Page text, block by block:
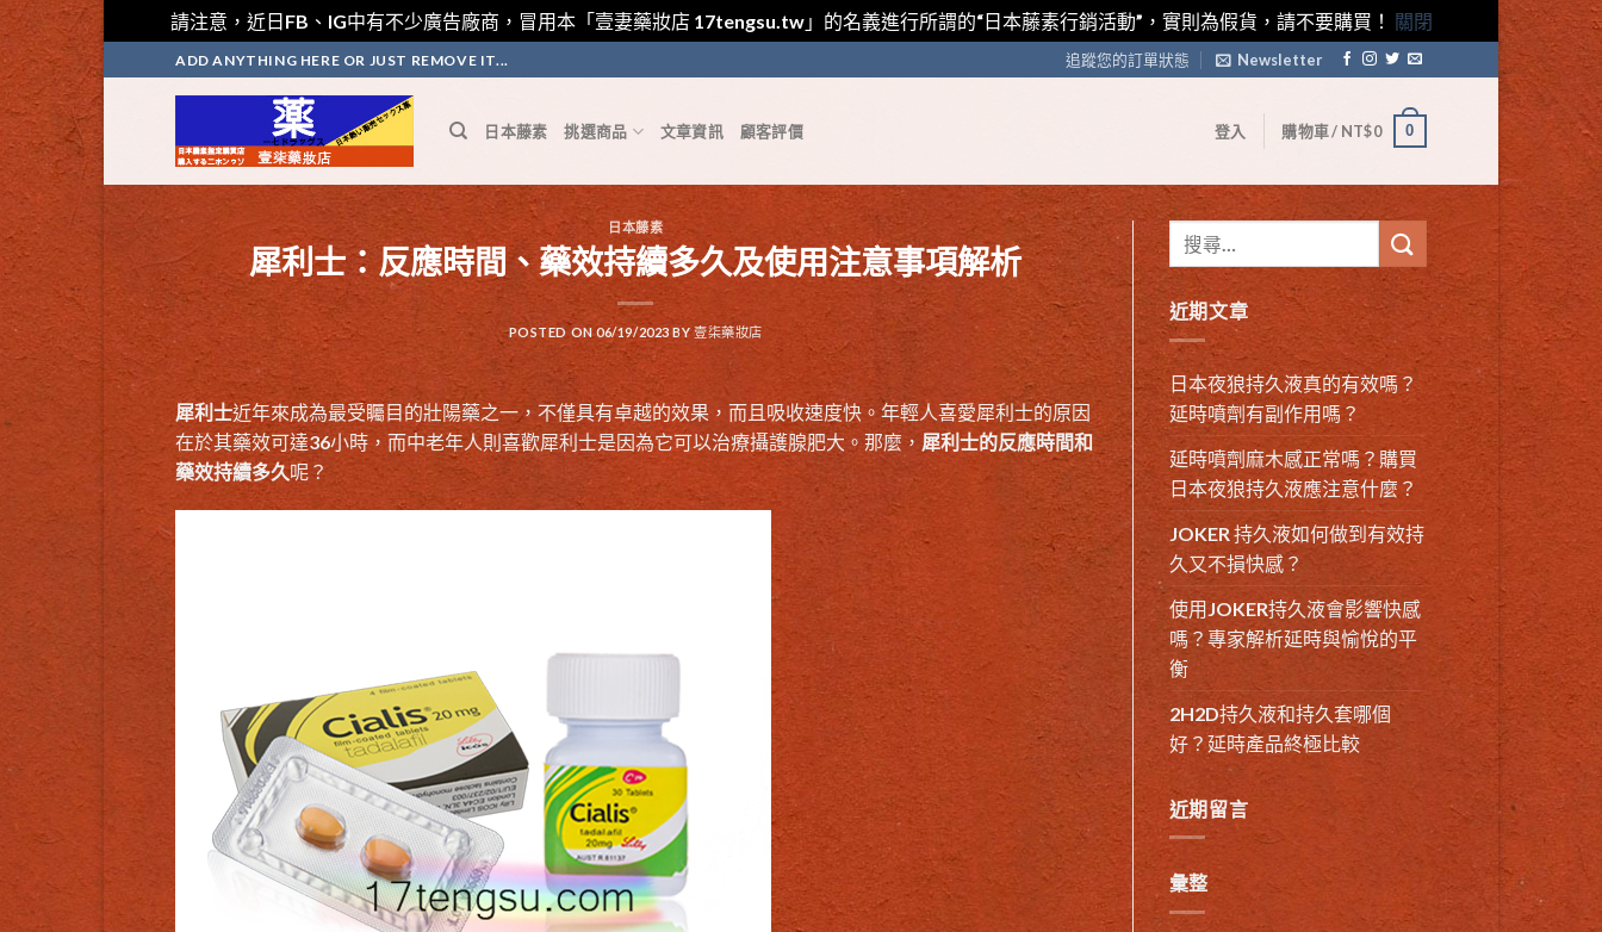
請注意，近日FB、IG中有不少廣告廠商，冒用本「壹妻藥妝店 17tengsu.tw」的名義進行所謂的“日本藤素行銷活動”，實則為假貨，請不要購買！ 關閉
to
ADD ANYTHING HERE OR JUST REMOVE IT... 追蹤您的訂單狀態 Newsletter
日本藤素 挑選商品 文章資訊 顧客評價 登入 購物車 / NT$0 0
日本藤素
犀利士：反應時間、藥效持續多久及使用注意事項解析
POSTED ON06/19/2023 BY壹柒藥妝店
犀利士近年來成為最受矚目的壯陽藥之一，不僅具有卓越的效果，而且吸收速度快。年輕人喜愛犀利士的原因
在於其藥效可達36小時，而中老年人則喜歡犀利士是因為它可以治療攝護腺肥大。那麼， 犀利士的反應時間和
藥效持續多久呢？
近期文章
日本夜狼持久液真的有效嗎？
延時噴劑有副作用嗎？
延時噴劑麻木感正常嗎？購買
日本夜狼持久液應注意什麼？
JOKER 持久液如何做到有效持
久又不損快感？
使用JOKER持久液會影響快感
嗎？專家解析延時與愉悅的平
衡
2H2D持久液和持久套哪個
好？延時產品終極比較
近期留言
彙整